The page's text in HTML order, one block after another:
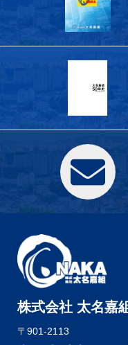
株式会社 太名嘉
〒901-2113